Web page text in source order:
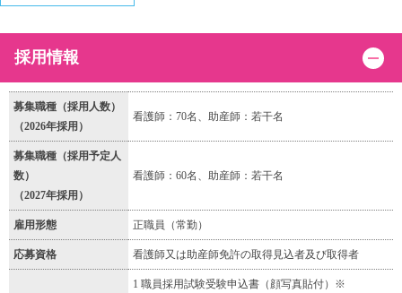
採用情報
募集職種（採用人数）
（2026年採用）
看護師：70名、助産師：若干名
募集職種（採用予定人
数）
（2027年採用）
看護師：60名、助産師：若干名
雇用形態 正職員（常勤）
応募資格 看護師又は助産師免許の取得見込者及び取得者
1 職員採用試験受験申込書（顔写真貼付）※